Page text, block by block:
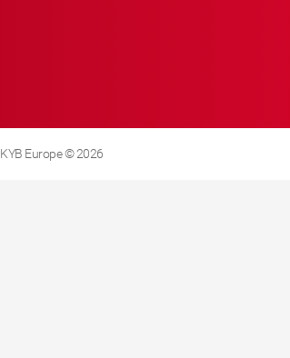
KYB Europe © 2026